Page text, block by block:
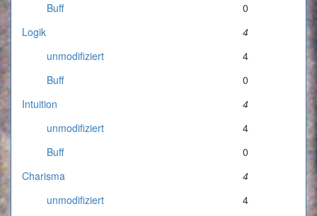
Buff
0
Logik
4
unmodifiziert
4
Buff
0
Intuition
4
unmodifiziert
4
Buff
0
Charisma
4
unmodifiziert
4